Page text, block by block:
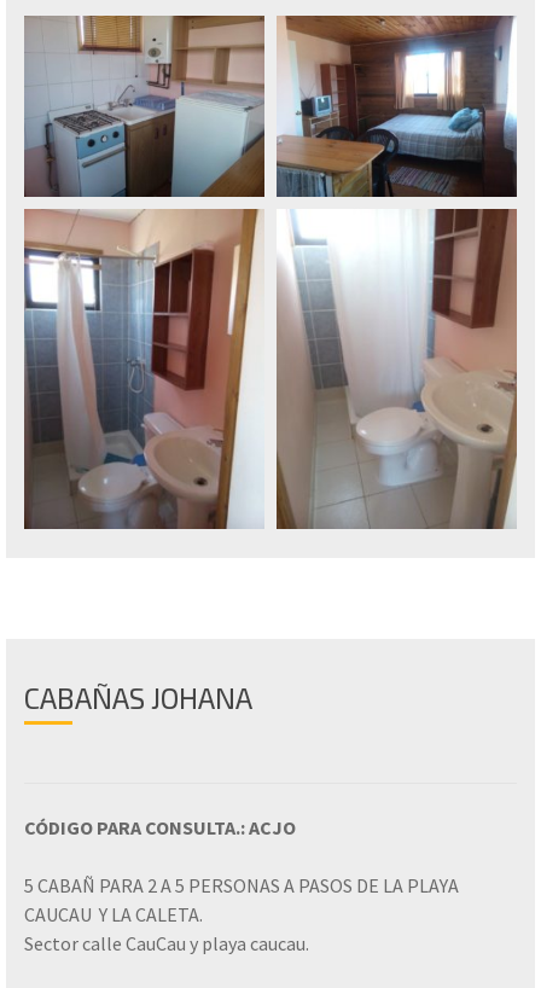
CABAÑAS JOHANA
CÓDIGO PARA CONSULTA.: ACJO
5 CABAÑ PARA 2 A 5 PERSONAS A PASOS DE LA PLAYA
CAUCAU Y LA CALETA.
Sector calle CauCau y playa caucau.